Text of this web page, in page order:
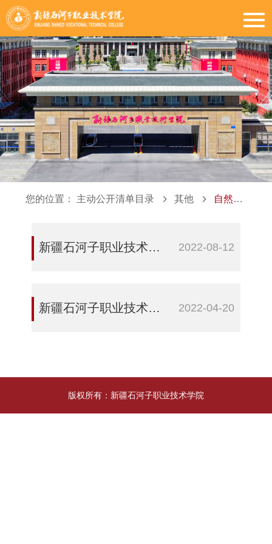
您的位置： 主动公开清单目录 其他 自然灾害等突发事件的应急处理预案及处置情况
新疆石河子职业技术学院实验室安全事故处置应急预案 2022-08-12
新疆石河子职业技术学院网络与信息安全管理应急预案 2022-04-20
版权所有：新疆石河子职业技术学院